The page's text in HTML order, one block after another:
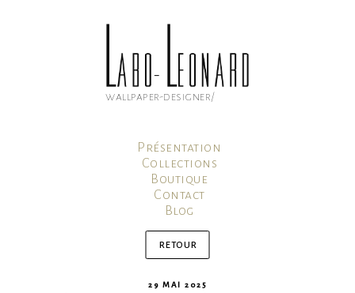
wallpaper-designer/
Présentation
Collections
Boutique
Contact
Blog
Panier
PUBLIÉ
29 MAI 2025
retour